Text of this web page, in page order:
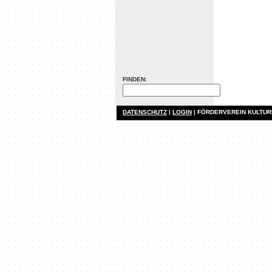
FINDEN:
DATENSCHUTZ | LOGIN | FÖRDERVEREIN